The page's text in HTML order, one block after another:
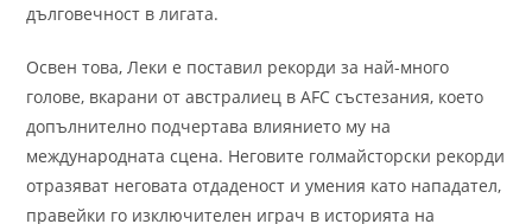
дълговечност в лигата.
Освен това, Леки е поставил рекорди за най-много
голове, вкарани от австралиец в AFC състезания, което
допълнително подчертава влиянието му на
международната сцена. Неговите голмайсторски рекорди
отразяват неговата отдаденост и умения като нападател,
правейки го изключителен играч в историята на